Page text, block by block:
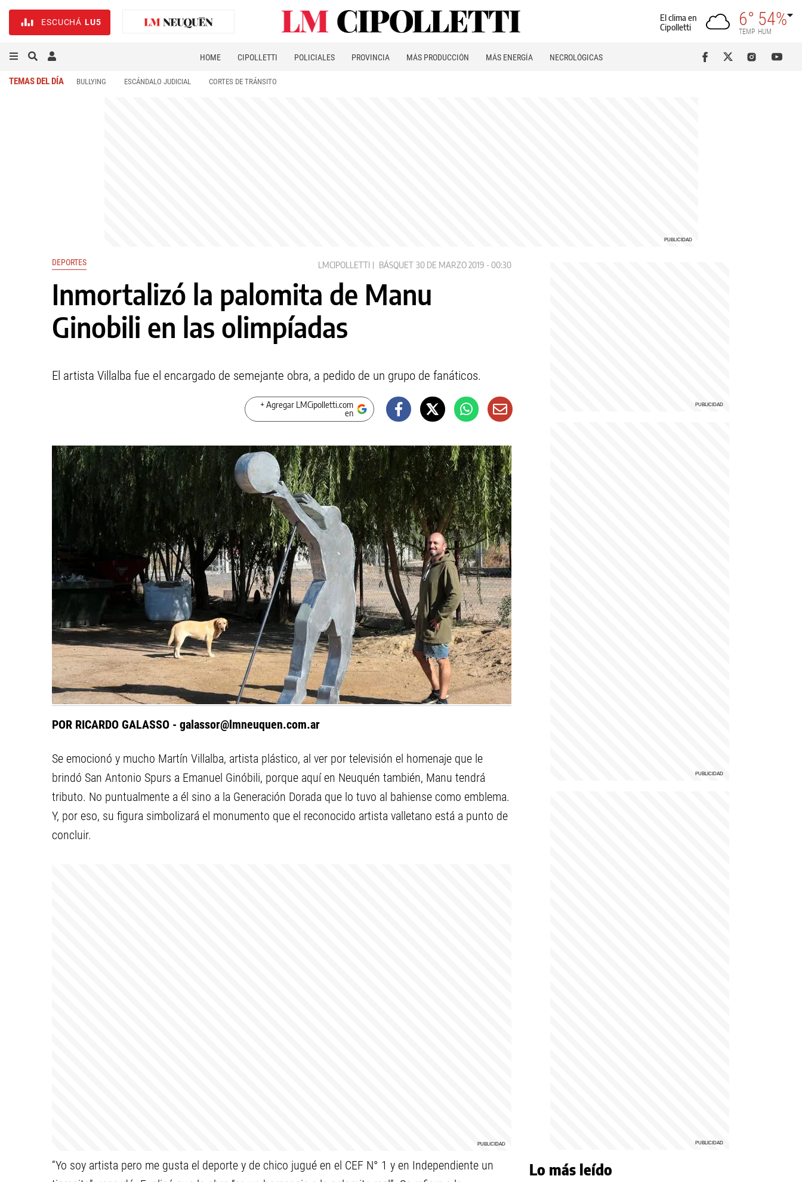
ESCUCHÁ LU5
El clima en
Cipolletti
6°
TEMP
54%
HUM
HOME CIPOLLETTI POLICIALES PROVINCIA MÁS PRODUCCIÓN MÁS ENERGÍA NECROLÓGICAS
TEMAS DEL DÍA BULLYING ESCÁNDALO JUDICIAL CORTES DE TRÁNSITO
DEPORTES LMCIPOLLETTI BÁSQUET 30 DE MARZO 2019 - 00:30
Inmortalizó la palomita de Manu
Ginobili en las olimpíadas
El artista Villalba fue el encargado de semejante obra, a pedido de un grupo de fanáticos.
+ Agregar LMCipolletti.com
en
POR RICARDO GALASSO - galassor@lmneuquen.com.ar
Se emocionó y mucho Martín Villalba, artista plástico, al ver por televisión el homenaje que le
brindó San Antonio Spurs a Emanuel Ginóbili, porque aquí en Neuquén también, Manu tendrá
tributo. No puntualmente a él sino a la Generación Dorada que lo tuvo al bahiense como emblema.
Y, por eso, su figura simbolizará el monumento que el reconocido artista valletano está a punto de
concluir.
“Yo soy artista pero me gusta el deporte y de chico jugué en el CEF N° 1 y en Independiente un
Lo más leído